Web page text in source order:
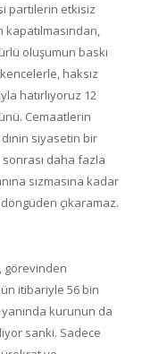
partilerin etkisiz
oluşumun baskı
haksız
hatırlıyoruz 12
Cemaatlerin
siyasetin bir
sonrası daha fazla
sızmasına kadar
çıkaramaz.
görevinden
itibariyle 56 bin
yanında kurunun da
sanki. Sadece